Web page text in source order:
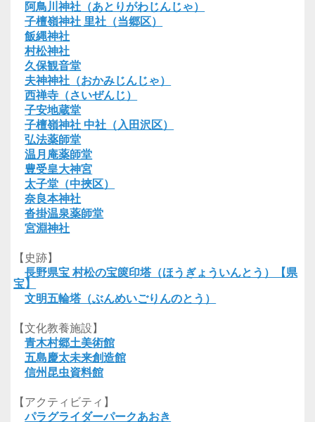
阿鳥川神社（あとりがわじんじゃ）
子檀嶺神社 里社（当郷区）
飯縄神社
村松神社
久保観音堂
夫神神社（おかみじんじゃ）
西禅寺（さいぜんじ）
子安地蔵堂
子檀嶺神社 中社（入田沢区）
弘法薬師堂
温月庵薬師堂
豊受皇大神宮
太子堂（中挾区）
奈良本神社
沓掛温泉薬師堂
宮淵神社
【史跡】
長野県宝 村松の宝篋印塔（ほうぎょういんとう）【県
宝】
文明五輪塔（ぶんめいごりんのとう）
【文化教養施設】
青木村郷土美術館
五島慶太未来創造館
信州昆虫資料館
【アクティビティ】
パラグライダーパークあおき